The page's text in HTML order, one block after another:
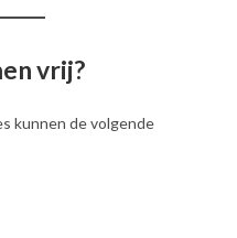
vrij?
kunnen de volgende